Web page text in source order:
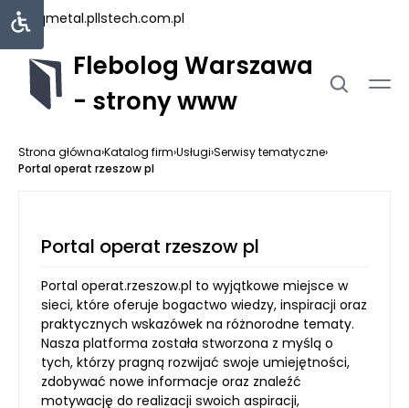
uniqmetal.pllstech.com.pl
Flebolog Warszawa
- strony www
Strona główna›Katalog firm›Usługi›Serwisy tematyczne›
Portal operat rzeszow pl
Portal operat rzeszow pl
Portal operat.rzeszow.pl to wyjątkowe miejsce w
sieci, które oferuje bogactwo wiedzy, inspiracji oraz
praktycznych wskazówek na różnorodne tematy.
Nasza platforma została stworzona z myślą o
tych, którzy pragną rozwijać swoje umiejętności,
zdobywać nowe informacje oraz znaleźć
motywację do realizacji swoich aspiracji,